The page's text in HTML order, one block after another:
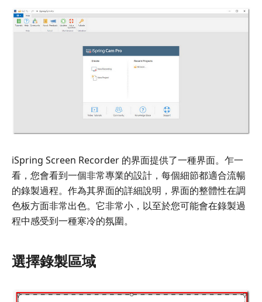
iSpring Screen Recorder 的界面提供了一種界面。乍一
看，您會看到一個非常專業的設計，每個細節都適合流暢
的錄製過程。作為其界面的詳細說明，界面的整體性在調
色板方面非常出色。它非常小，以至於您可能會在錄製過
程中感受到一種寒冷的氛圍。
選擇錄製區域